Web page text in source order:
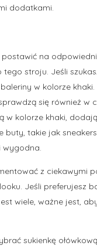
dodatkami.
na
stroju. Jeśli
w kolorze
się również w
w kolorze khaki,
takie jak
z ciekawymi
Jeśli preferujesz
wiele, ważne jest,
sukienkę